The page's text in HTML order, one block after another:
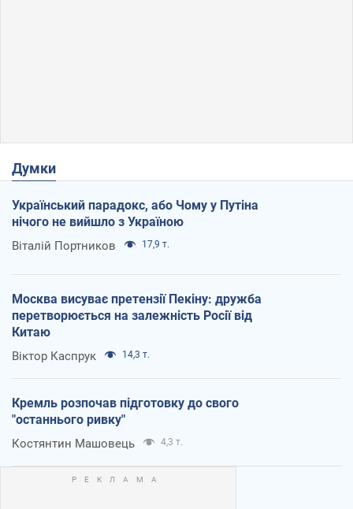
Думки
Український парадокс, або Чому у Путіна
нічого не вийшло з Україною
Віталій Портников 17,9 т.
Москва висуває претензії Пекіну: дружба
перетворюється на залежність Росії від
Китаю
Віктор Каспрук 14,3 т.
Кремль розпочав підготовку до свого
"останнього ривку"
Костянтин Машовець 4,3 т.